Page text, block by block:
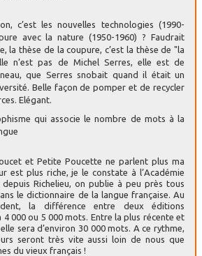
c’est les nouvelles technologies (1990-
avec la nature (1950-1960) ? Faudrait
la thèse de la coupure, c’est la thèse de "la
n’est pas de Michel Serres, elle est de
que Serres snobait quand il était un
Belle façon de pomper et de recycler
Elégant.
qui associe le nombre de mots à la
et Petite Poucette ne parlent plus ma
est plus riche, je le constate à l’Académie
depuis Richelieu, on publie à peu près tous
le dictionnaire de la langue française. Au
la différence entre deux éditions
4 000 ou 5 000 mots. Entre la plus récente et
sera d’environ 30 000 mots. A ce rythme,
seront très vite aussi loin de nous que
du vieux français !